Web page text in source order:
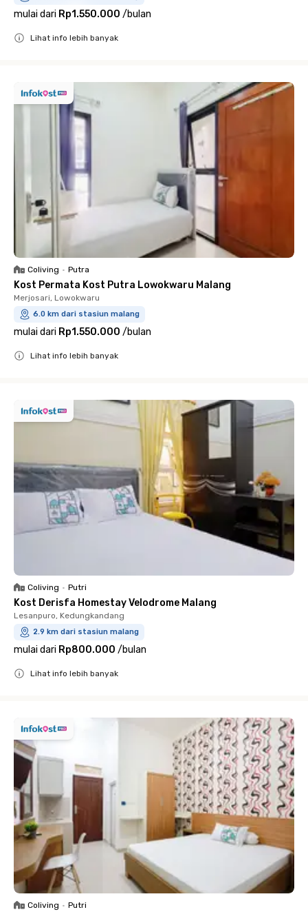
mulai dari Rp1.550.000 /bulan
Lihat info lebih banyak
Coliving • Putra
Kost Permata Kost Putra Lowokwaru Malang
Merjosari, Lowokwaru
6.0 km dari stasiun malang
mulai dari Rp1.550.000 /bulan
Lihat info lebih banyak
Coliving • Putri
Kost Derisfa Homestay Velodrome Malang
Lesanpuro, Kedungkandang
2.9 km dari stasiun malang
mulai dari Rp800.000 /bulan
Lihat info lebih banyak
Coliving • Putri